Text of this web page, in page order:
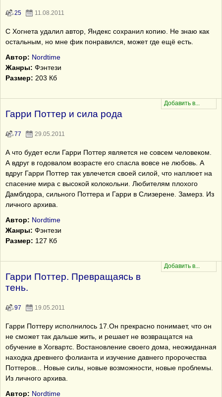
25 11.08.2011
С Хогнета удалил автор, Яндекс сохранил копию. Не знаю как
остальным, но мне фик понравился, может где ещё есть.
Автор: Nordtime
Жанры: Фэнтези
Размер: 203 Кб
Гарри Поттер и сила рода
77 29.05.2011
А что будет если Гарри Поттер является не совсем человеком.
А вдруг в годовалом возрасте его спасла вовсе не любовь. А
вдруг Гарри Поттер так увлечется своей силой, что наплюет на
спасение мира с высокой колокольни. Любителям плохого
Дамблдора, сильного Поттера и Гарри в Слизерене. Замерз. Из
личного архива.
Автор: Nordtime
Жанры: Фэнтези
Размер: 127 Кб
Гарри Поттер. Превращаясь в
тень.
97 19.05.2011
Гарри Поттеру исполнилось 17.Он прекрасно понимает, что он
не сможет так дальше жить, и решает не возвращатся на
обучение в Хогвартс. Востановление своего дома, неожиданная
находка древнего фолианта и изучение давнего пророчества
Поттеров... Новые силы, новые возможности, новые проблемы.
Из личного архива.
Автор: Nordtime